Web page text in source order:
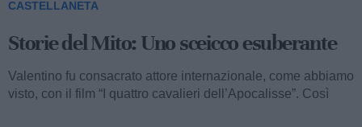
CASTELLANETA
Storie del Mito: Uno sceicco esuberante
Valentino fu consacrato attore internazionale, come abbiamo
visto, con il film “I quattro cavalieri dell’Apocalisse”. Così